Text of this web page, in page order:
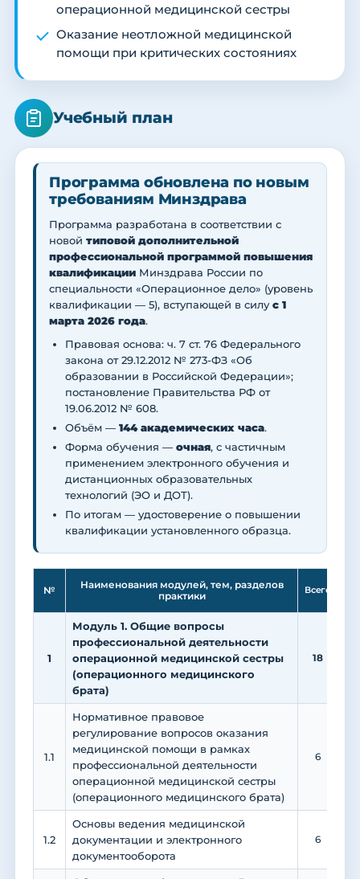
операционной медицинской сестры
Оказание неотложной медицинской
помощи при критических состояниях
Учебный план
Программа обновлена по новым
требованиям Минздрава
Программа разработана в соответствии с
новой типовой дополнительной
профессиональной программой повышения
квалификации Минздрава России по
специальности «Операционное дело» (уровень
квалификации — 5), вступающей в силус 1
марта 2026 года.
Правовая основа: ч. 7 ст. 76 Федерального
закона от 29.12.2012 № 273-ФЗ «Об
образовании в Российской Федерации»;
постановление Правительства РФ от
19.06.2012 № 608.
Объём — 144 академических часа.
Форма обучения — очная, с частичным
применением электронного обучения и
дистанционных образовательных
технологий (ЭО и ДОТ).
По итогам — удостоверение о повышении
квалификации установленного образца.
№
Наименования модулей, тем, разделов
практики
Всего
1
Модуль 1. Общие вопросы
профессиональной деятельности
операционной медицинской сестры
(операционного медицинского
брата)
18
1.1
Нормативное правовое
регулирование вопросов оказания
медицинской помощи в рамках
профессиональной деятельности
операционной медицинской сестры
(операционного медицинского брата)
6
1.2
Основы ведения медицинской
документации и электронного
документооборота
6